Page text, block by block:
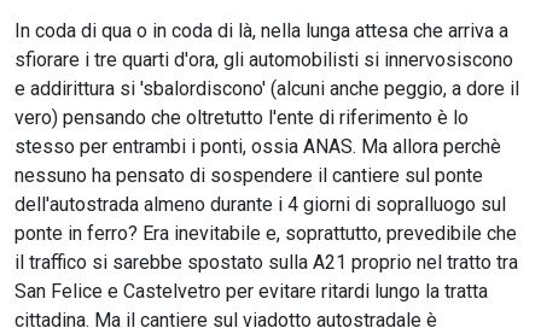
In coda di qua o in coda di là, nella lunga attesa che arriva a
sfiorare i tre quarti d'ora, gli automobilisti si innervosiscono
e addirittura si 'sbalordiscono' (alcuni anche peggio, a dore il
vero) pensando che oltretutto l'ente di riferimento è lo
stesso per entrambi i ponti, ossia ANAS. Ma allora perchè
nessuno ha pensato di sospendere il cantiere sul ponte
dell'autostrada almeno durante i 4 giorni di sopralluogo sul
ponte in ferro? Era inevitabile e, soprattutto, prevedibile che
il traffico si sarebbe spostato sulla A21 proprio nel tratto tra
San Felice e Castelvetro per evitare ritardi lungo la tratta
cittadina. Ma il cantiere sul viadotto autostradale è